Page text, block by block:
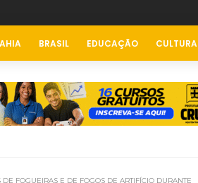
BRASIL EDUCAÇÃO CULTURA
FOGUEIRAS E DE FOGOS DE ARTIFÍCIO DURANTE